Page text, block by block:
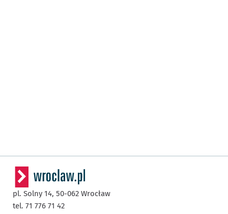
pl. Solny 14, 50-062 Wrocław
tel. 71 776 71 42